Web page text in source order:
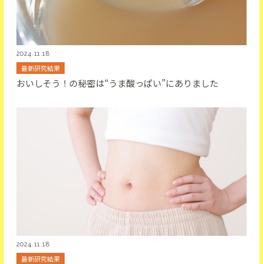
2024.11.18
最新研究結果
おいしそう！の秘密は“うま酸っぱい”にありました
2024.11.18
最新研究結果